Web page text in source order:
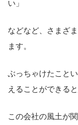
い」
などなど、さまざ
ます。
ぶっちゃけたこと
えることができると
この会社の風土が